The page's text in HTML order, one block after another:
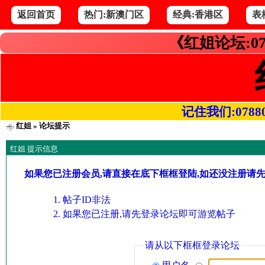
返回首页 热门:新澳门区 经典:香港区 表
《红姐论坛
记住我们
红姐» 论坛提示
红姐 提示信息
如果您已注册会员,请直接在底下框框登陆,如还没注册请
帖子ID非法
如果您已注册,请先登录论坛即可游览帖子
请从以下框框登录论坛